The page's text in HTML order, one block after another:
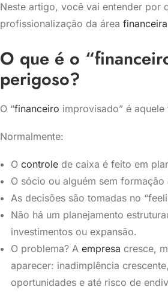
Neste artigo, você vai entender por
profissionalização da área financeira
O que é o
perigoso?
O “financeiro improvisado” é
Normalmente:
O controle de caixa é feito em
O sócio ou alguém sem
As decisões são tomadas no
Não há um planejamento
investimentos ou expansão.
O problema? A empresa cresce,
aparecer: inadimplência
oportunidades e até risco de